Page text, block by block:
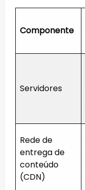
Componente
Servidores
Rede de
entrega de
conteúdo
(CDN)